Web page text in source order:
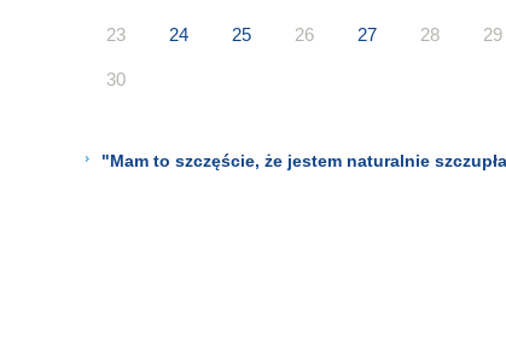
23 24 25 26 27 28 29
30
"Mam to szczęście, że jestem naturalnie